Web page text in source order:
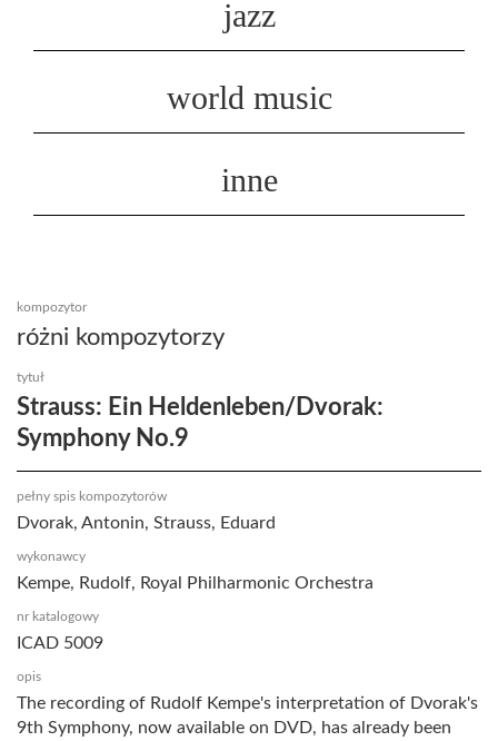
jazz
world music
inne
kompozytor
różni kompozytorzy
tytuł
Strauss: Ein Heldenleben/Dvorak:
Symphony No.9
pełny spis kompozytorów
Dvorak, Antonin, Strauss, Eduard
wykonawcy
Kempe, Rudolf, Royal Philharmonic Orchestra
nr katalogowy
ICAD 5009
opis
The recording of Rudolf Kempe's interpretation of Dvorak's
9th Symphony, now available on DVD, has already been